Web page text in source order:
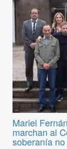
Mariel
marchan al
soberanía